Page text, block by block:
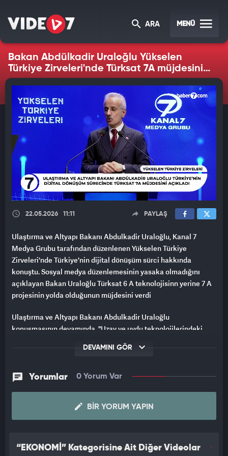
ARA MENÜ
Bakan Abdülkadir Uraloğlu Yükselen
Türkiye Zirveleri'nde Türksat 7A müjdesini
açıkladı
22.05.2026 11:11 PAYLAŞ
Ulaştırma ve Altyapı Bakanı Abdulkadir Uraloğlu, Kanal 7
Medya Grubu tarafından düzenlenen Yükselen Türkiye
Zirveleri'nde Türkiye'nin dijital dönüşüm sürci hakkında
konuştu. Sosyal medya düzenlemesinin yasaka olmadığını
açıklayan Bakan Uraloğlu Türksat 6 A teknolojisinn yerine 7 A
projesinin yolda olduğunun müjdesini verdi
Ulaştırma ve Altyapı Bakanı Abdulkadir Uraloğlu
konuşmasının devamında "Uzay ve uydu teknolojilerindeki
başarısını hatırlatarak, "Biz yüzde 80'in üzerinde yerlilik
6A'yı geçtiğimiz yıl hizmete aldık ve bu teknolojiyi üretebilen
mühendisler tasarladı, Türk mühendisler üretti ve oradan da
uzaya biz göndermiş olduk. Emeği geçen genç kardeşlerimden
DEVAMINI GÖR
Yorumlar 0 Yorum Var
BIR YORUM YAPIN
“EKONOMİ” Kategorisine Ait Diğer Videolar